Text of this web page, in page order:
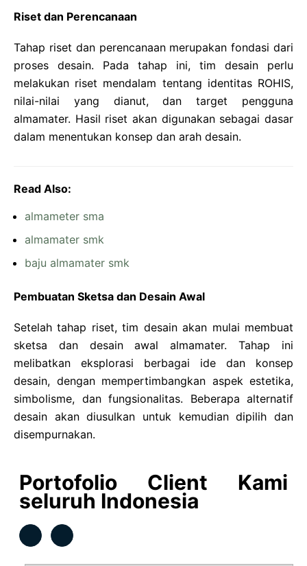
Riset dan Perencanaan
Tahap riset dan perencanaan merupakan fondasi dari
proses desain. Pada tahap ini, tim desain perlu
melakukan riset mendalam tentang identitas ROHIS,
nilai-nilai yang dianut, dan target pengguna
almamater. Hasil riset akan digunakan sebagai dasar
dalam menentukan konsep dan arah desain.
Read Also:
almameter sma
almamater smk
baju almamater smk
Pembuatan Sketsa dan Desain Awal
Setelah tahap riset, tim desain akan mulai membuat
sketsa dan desain awal almamater. Tahap ini
melibatkan eksplorasi berbagai ide dan konsep
desain, dengan mempertimbangkan aspek estetika,
simbolisme, dan fungsionalitas. Beberapa alternatif
desain akan diusulkan untuk kemudian dipilih dan
disempurnakan.
Portofolio Client Kami
seluruh Indonesia